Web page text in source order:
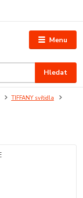
Menu
Hledat
TIFFANY svítidla